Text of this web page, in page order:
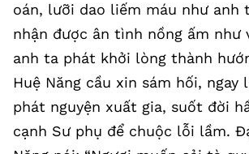
oán, lưỡi dao liếm máu như anh
nhận được ân tình nồng ấm như
anh ta phát khởi lòng thành
Huệ Năng cầu xin sám hối, ngay
phát nguyện xuất gia, suốt đời
cạnh Sư phụ để chuộc lỗi lầm.